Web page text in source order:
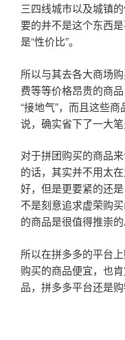
三四线城市以及城镇
要的并不是这个东西
是“性价比”。
所以与其去各大商场
费等等价格昂贵的商
“接地气”，而且这些
说，确实省下了一大笔
对于拼团购买的商品
的话，其实并不用太
好，但是更要紧的还
不是刻意追求虚荣购
的商品是很值得推崇的
所以在拼多多的平台
购买的商品便宜，也
品，拼多多平台还是购